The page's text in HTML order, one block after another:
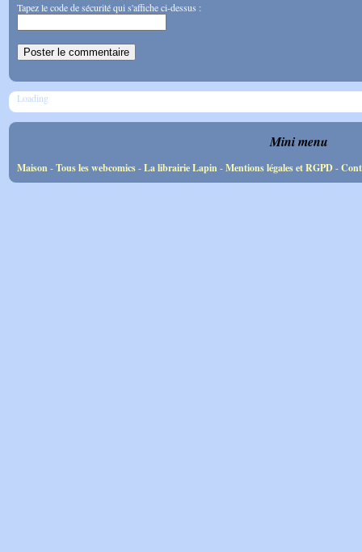
Tapez le code de sécurité qui s'affiche ci-dessus :
Loading
Mini menu
Maison-Tous les webcomics-La librairie Lapin-Mentions légales et RGPD-